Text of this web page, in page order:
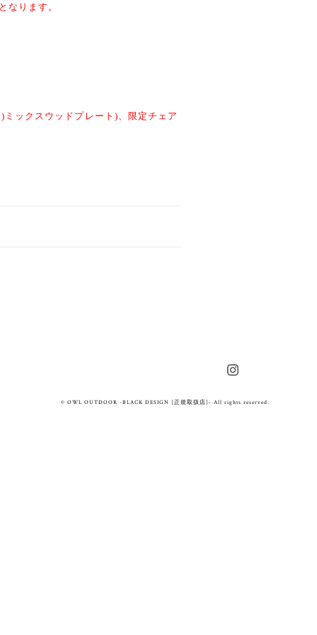
なります。
ックスウッドプレート)、限定チェア
© OWL OUTDOOR -BLACK DESIGN [正規取扱店]- All rights reserved.